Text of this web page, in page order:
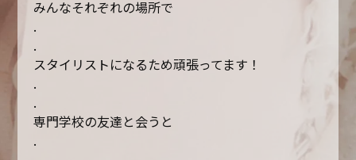
みんなそれぞれの場所で
.
.
スタイリストになるため頑張ってます！
.
.
専門学校の友達と会うと
.